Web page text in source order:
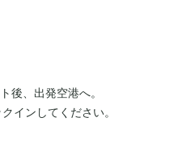
後、出発空港へ。
インしてください。